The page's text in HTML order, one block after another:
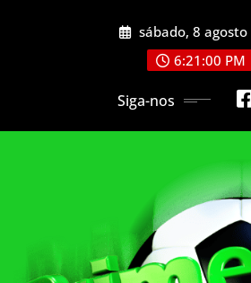
sábado, 8 agosto
6:21:03 PM
Siga-nos